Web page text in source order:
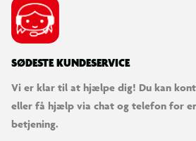
Bestilling, betaling & gavekort
Handelsbetingelser
Fortrydelsesret
Privatlivspolitik